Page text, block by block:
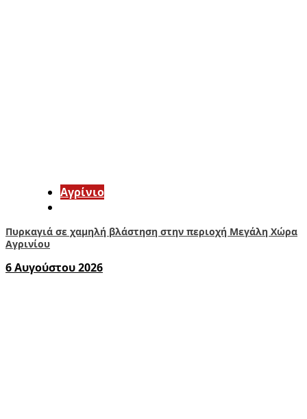
Aγρίνιο
Πυρκαγιά σε χαμηλή βλάστηση στην περιοχή Μεγάλη Χώρα
Αγρινίου
6 Αυγούστου 2026